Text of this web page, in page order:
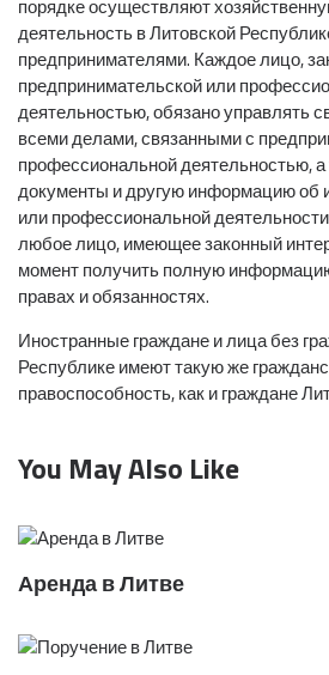
порядке осуществляют
деятельность в Литовской
предпринимателями. Каждое лицо,
предпринимательской или
деятельностью, обязано управлять
всеми делами, связанными с
профессиональной деятельностью, а
документы и другую информацию об
или профессиональной
любое лицо, имеющее законный
момент получить полную
правах и обязанностях.
Иностранные граждане и лица без
Республике имеют такую же
правоспособность, как и граждане
You May Also Like
Аренда в Литве